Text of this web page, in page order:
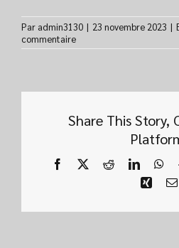
Par admin3130 | 23 novembre 2023 |
commentaire
Share This Story,
Facebook
X Reddit
Xing